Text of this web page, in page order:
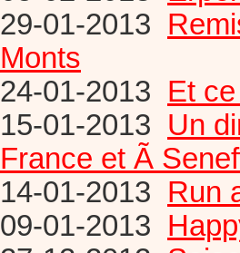
29-01-2013
Monts
24-01-2013 Et
15-01-2013 Un
France et Ã
14-01-2013 Run
09-01-2013